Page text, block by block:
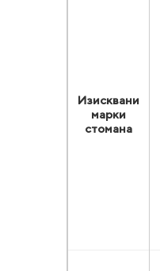
Изисквани
марки
стомана